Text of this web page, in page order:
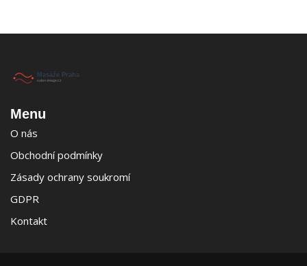
Menu
O nás
Obchodní podmínky
Zásady ochrany soukromí
GDPR
Kontakt